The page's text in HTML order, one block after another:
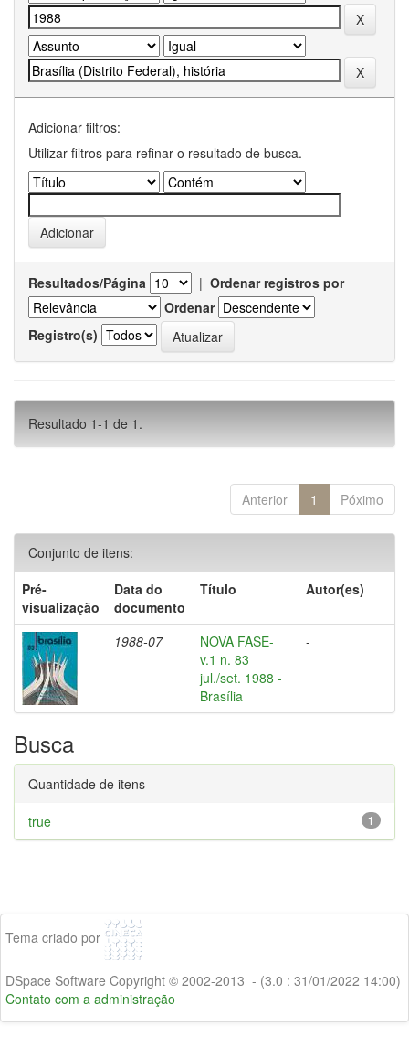
Adicionar filtros:
Utilizar filtros para refinar o resultado de busca.
Resultados/Página | Ordenar registros por
Ordenar
Registro(s)
Resultado 1-1 de 1.
Anterior 1 Póximo
Conjunto de itens:
Pré-
visualização
Data do
documento
Título Autor(es)
1988-07
NOVA FASE-
v.1 n. 83
jul./set. 1988 -
Brasília
-
Busca
Quantidade de itens
1
true
Tema criado por
DSpace Software Copyright © 2002-2013 - (3.0 : 31/01/2022 14:00)
Contato com a administração